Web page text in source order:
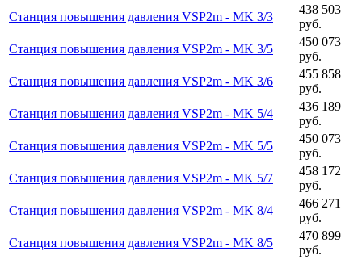
Станция повышения давления VSP2m - MK 3/3
438 503
руб.
Станция повышения давления VSP2m - MK 3/5
450 073
руб.
Станция повышения давления VSP2m - MK 3/6
455 858
руб.
Станция повышения давления VSP2m - MK 5/4
436 189
руб.
Станция повышения давления VSP2m - MK 5/5
450 073
руб.
Станция повышения давления VSP2m - MK 5/7
458 172
руб.
Станция повышения давления VSP2m - MK 8/4
466 271
руб.
Станция повышения давления VSP2m - MK 8/5
470 899
руб.